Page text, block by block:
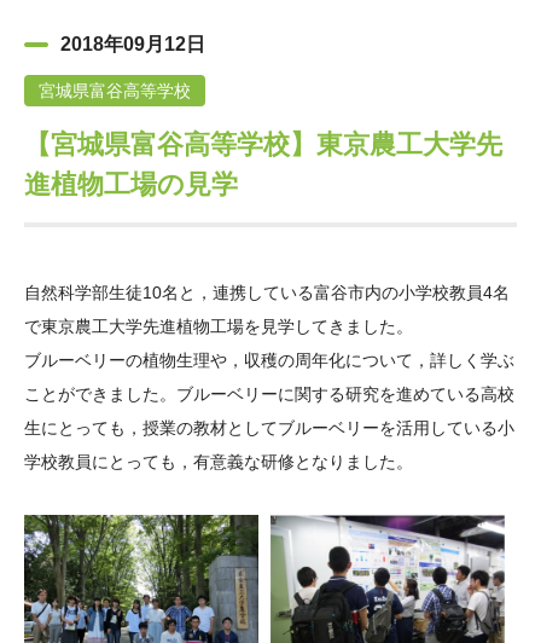
設立趣意書
沿革 40年史デジタルブック
役員・評議員 公開情報
年報一覧 中谷財団レポート
中谷財団事業紹介
神戸賞 長期大型研究助成
大学院生奨学金
国際学生交流プログラ
ム
科学教育振興助成・
次世代理系人材育成プ
ログラム助成
中谷財団動画紹介
その他情報
アクセス よくあるご質問
サイトマップ 中谷財団アーカイブ
日本語 English マイページ
2018年09月12日
宮城県富谷高等学校
【宮城県富谷高等学校】東京農工大学先
進植物工場の見学
自然科学部生徒10名と，連携している富谷市内の小学校教員4名
で東京農工大学先進植物工場を見学してきました。
ブルーベリーの植物生理や，収穫の周年化について，詳しく学ぶ
ことができました。ブルーベリーに関する研究を進めている高校
生にとっても，授業の教材としてブルーベリーを活用している小
学校教員にとっても，有意義な研修となりました。